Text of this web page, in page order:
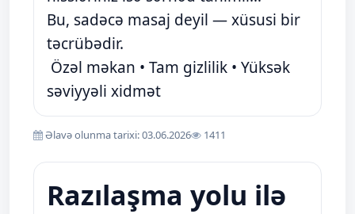
Bu, sadəcə masaj deyil — xüsusi bir
təcrübədir.
Özəl məkan • Tam gizlilik • Yüksək
səviyyəli xidmət
Əlavə olunma tarixi: 03.06.2026 1411
Razılaşma yolu ilə